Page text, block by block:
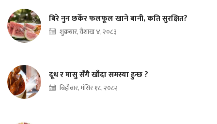
बिरे नुन छर्केर फलफूल खाने बानी, कति सुरक्षित?
शुक्रबार, वैशाख ४, २०८३
दूध र मासु सँगै खाँदा समस्या हुन्छ ?
बिहीबार, मंसिर १८, २०८२